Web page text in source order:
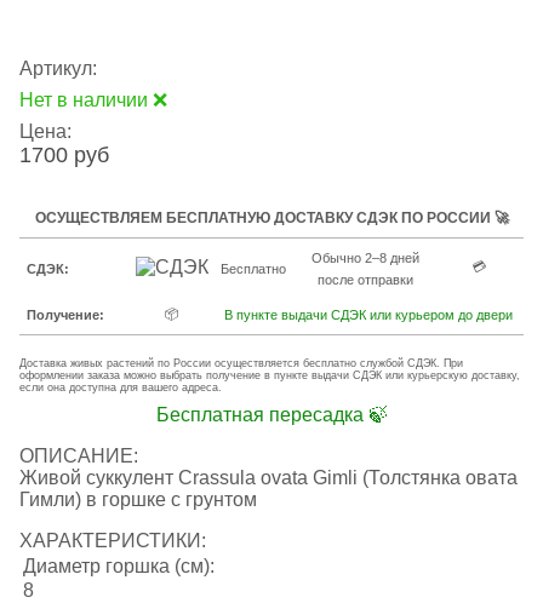
Артикул:
Нет в наличии ❌
Цена:
1700 руб
ОСУЩЕСТВЛЯЕМ БЕСПЛАТНУЮ ДОСТАВКУ СДЭК ПО РОССИИ 🚀
СДЭК: Бесплатно
Обычно 2–8 дней
после отправки
💳
Получение: 📦 В пункте выдачи СДЭК или курьером до двери
Доставка живых растений по России осуществляется бесплатно службой СДЭК. При
оформлении заказа можно выбрать получение в пункте выдачи СДЭК или курьерскую доставку,
если она доступна для вашего адреса.
Бесплатная пересадка 🍃
ОПИСАНИЕ:
Живой суккулент Crassula ovata Gimli (Толстянка овата
Гимли) в горшке с грунтом
ХАРАКТЕРИСТИКИ:
Диаметр горшка (см):
8